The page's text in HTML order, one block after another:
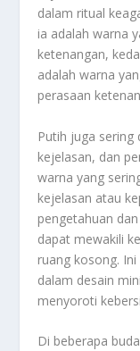
dalam ritual
ia adalah warna
ketenangan,
adalah warna
perasaan
Putih juga sering
kejelasan, dan
warna yang
kejelasan atau
pengetahuan
dapat mewakili
ruang kosong.
dalam desain
menyoroti
Di beberapa